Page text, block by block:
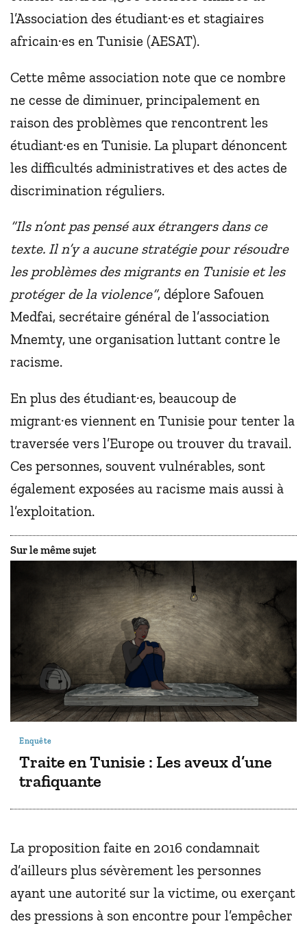
l’Association des étudiant·es et stagiaires
africain·es en Tunisie (AESAT).
Cette même association note que ce nombre
ne cesse de diminuer, principalement en
raison des problèmes que rencontrent les
étudiant·es en Tunisie. La plupart dénoncent
les difficultés administratives et des actes de
discrimination réguliers.
“Ils n’ont pas pensé aux étrangers dans ce
texte. Il n’y a aucune stratégie pour résoudre
les problèmes des migrants en Tunisie et les
protéger de la violence”, déplore Safouen
Medfai, secrétaire général de l’association
Mnemty, une organisation luttant contre le
racisme.
En plus des étudiant·es, beaucoup de
migrant·es viennent en Tunisie pour tenter la
traversée vers l’Europe ou trouver du travail.
Ces personnes, souvent vulnérables, sont
également exposées au racisme mais aussi à
l’exploitation.
Sur le même sujet
Enquête
Traite en Tunisie : Les aveux d’une
trafiquante
La proposition faite en 2016 condamnait
d’ailleurs plus sévèrement les personnes
ayant une autorité sur la victime, ou exerçant
des pressions à son encontre pour l’empêcher